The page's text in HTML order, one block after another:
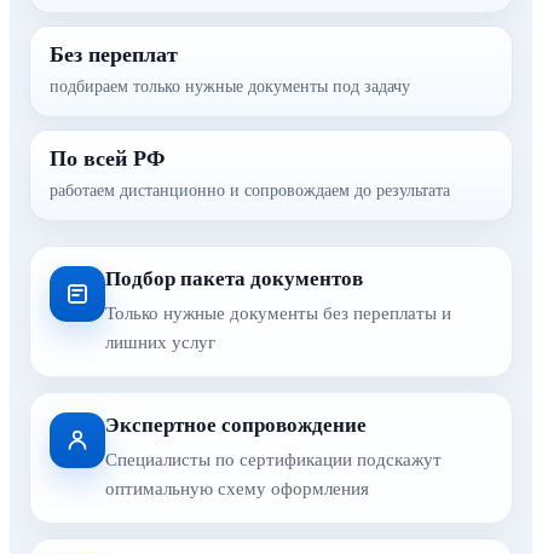
Без переплат
подбираем только нужные документы под задачу
По всей РФ
работаем дистанционно и сопровождаем до результата
Подбор пакета документов
Только нужные документы без переплаты и
лишних услуг
Экспертное сопровождение
Специалисты по сертификации подскажут
оптимальную схему оформления